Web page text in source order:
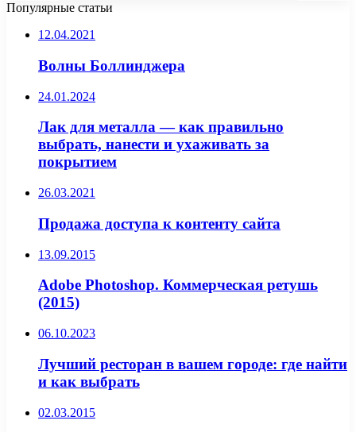
Популярные статьи
12.04.2021
Волны Боллинджера
24.01.2024
Лак для металла — как правильно
выбрать, нанести и ухаживать за
покрытием
26.03.2021
Продажа доступа к контенту сайта
13.09.2015
Adobe Photoshop. Коммерческая ретушь
(2015)
06.10.2023
Лучший ресторан в вашем городе: где найти
и как выбрать
02.03.2015